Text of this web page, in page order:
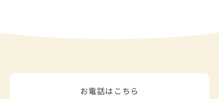
お電話はこちら